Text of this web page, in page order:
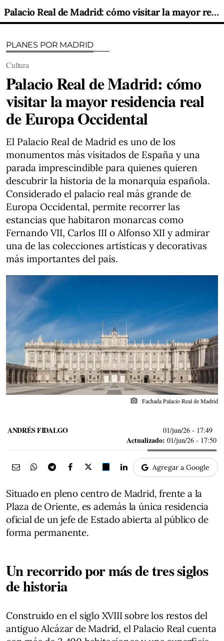
Palacio Real de Madrid: cómo visitar la mayor residencia real de Europa Occidental
PLANES POR MADRID
Cultura
Palacio Real de Madrid: cómo
visitar la mayor residencia real
de Europa Occidental
El Palacio Real de Madrid es uno de los
monumentos más visitados de España y una
parada imprescindible para quienes quieren
descubrir la historia de la monarquía española.
Considerado el palacio real más grande de
Europa Occidental, permite recorrer las
estancias que habitaron monarcas como
Fernando VII, Carlos III o Alfonso XII y admirar
una de las colecciones artísticas y decorativas
más importantes del país.
photo_camera Fachada Palacio Real de Madrid
ANDRÉS FIDALGO 01/jun/26 - 17:49
Actualizado: 01/jun/26 - 17:50
Agregar a Google
Situado en pleno centro de Madrid, frente a la
Plaza de Oriente, es además la única residencia
oficial de un jefe de Estado abierta al público de
forma permanente.
Un recorrido por más de tres siglos
de historia
Construido en el siglo XVIII sobre los restos del
antiguo Alcázar de Madrid, el Palacio Real cuenta